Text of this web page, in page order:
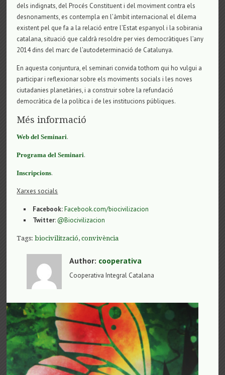
dels indignats, del Procés Constituent i del moviment contra els
desnonaments, es contempla en l’àmbit internacional el dilema
existent pel que fa a la relació entre l’Estat espanyol i la sobirania
catalana, situació que caldrà resoldre per vies democràtiques l’any
2014 dins del marc de l’autodeterminació de Catalunya.
En aquesta conjuntura, el seminari convida tothom qui ho vulgui a
participar i reflexionar sobre els moviments socials i les noves
ciutadanies planetàries, i a construir sobre la refundació
democràtica de la política i de les institucions públiques.
Més informació
Web del Seminari.
Programa del Seminari.
Inscripcions.
Xarxes socials
Facebook: Facebook.com/biocivilizacion
Twitter: @Biocivilizacion
Tags:biocivilització,convivència
Author: cooperativa
Cooperativa Integral Catalana